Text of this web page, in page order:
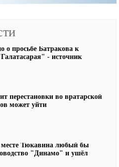
о просьбе Батракова к
- источник
перестановки во вратарской
может уйти
Тюкавина любый бы
"Динамо" и ушёл